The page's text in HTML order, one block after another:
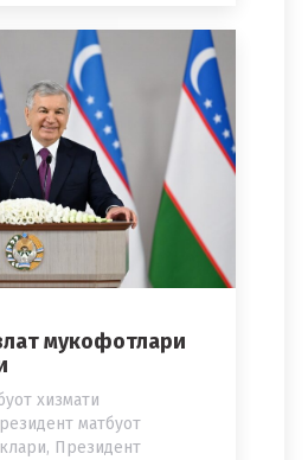
мукофотлари
хизмати
матбуот
, Президент